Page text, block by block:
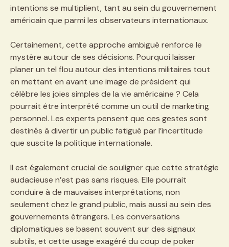
intentions se multiplient, tant au sein du gouvernement
américain que parmi les observateurs internationaux.
Certainement, cette approche ambiguë renforce le
mystère autour de ses décisions. Pourquoi laisser
planer un tel flou autour des intentions militaires tout
en mettant en avant une image de président qui
célèbre les joies simples de la vie américaine ? Cela
pourrait être interprété comme un outil de marketing
personnel. Les experts pensent que ces gestes sont
destinés à divertir un public fatigué par l’incertitude
que suscite la politique internationale.
Il est également crucial de souligner que cette stratégie
audacieuse n’est pas sans risques. Elle pourrait
conduire à de mauvaises interprétations, non
seulement chez le grand public, mais aussi au sein des
gouvernements étrangers. Les conversations
diplomatiques se basent souvent sur des signaux
subtils, et cette usage exagéré du coup de poker